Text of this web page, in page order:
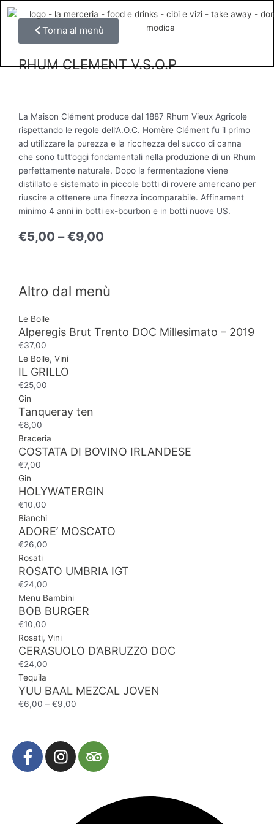
Vai
contenuto Torna al menù
RHUM CLEMENT V.S.O.P
La Maison Clément produce dal 1887 Rhum Vieux Agricole
rispettando le regole dell’A.O.C. Homère Clément fu il primo
ad utilizzare la purezza e la ricchezza del succo di canna
che sono tutt’oggi fondamentali nella produzione di un Rhum
perfettamente naturale. Dopo la fermentazione viene
distillato e sistemato in piccole botti di rovere americano per
riuscire a ottenere una finezza incomparabile. Affinament
minimo 4 anni in botti ex-bourbon e in botti nuove US.
€5,00 –€9,00
Altro dal menù
Le Bolle
Alperegis Brut Trento DOC Millesimato – 2019
€37,00
Le Bolle, Vini
IL GRILLO
€25,00
Gin
Tanqueray ten
€8,00
Braceria
COSTATA DI BOVINO IRLANDESE
€7,00
Gin
HOLYWATERGIN
€10,00
Bianchi
ADORE’ MOSCATO
€26,00
Rosati
ROSATO UMBRIA IGT
€24,00
Menu Bambini
BOB BURGER
€10,00
Rosati, Vini
CERASUOLO D’ABRUZZO DOC
€24,00
Tequila
YUU BAAL MEZCAL JOVEN
€6,00 – €9,00
F
a
I
n
T
r
a